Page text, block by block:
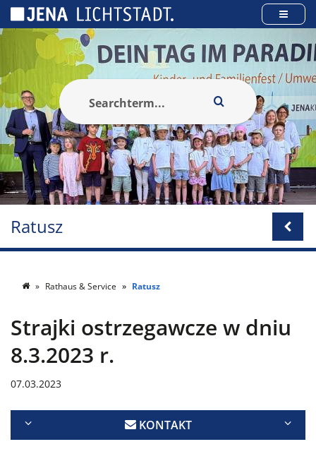
Ratusz
Rathaus & Service Ratusz
Strajki ostrzegawcze w dniu
8.3.2023 r.
07.03.2023
KONTAKT
Panel zarządzania plikami cookies